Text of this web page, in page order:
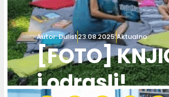
Autor:Dulist23.08.2025.Aktualno
[FOTO]
i odrasli!